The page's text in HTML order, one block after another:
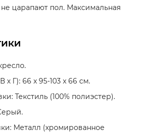
царапают пол. Максимальная
x Г): 66 x 95-103 x 66 см.
Текстиль (100% полиэстер).
Металл (хромированное